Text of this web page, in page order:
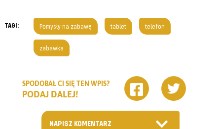
TAGI: Pomysły na zabawę tablet telefon
zabawka
SPODOBAŁ CI SIĘ TEN WPIS?
PODAJ DALEJ!
NAPISZ KOMENTARZ